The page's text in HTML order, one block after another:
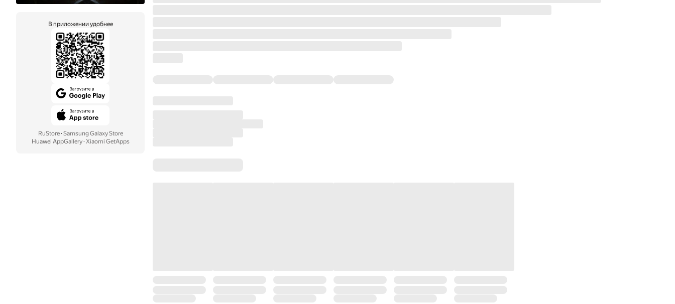
В приложении удобнее
RuStore· Samsung Galaxy Store
Huawei AppGallery· Xiaomi GetApps